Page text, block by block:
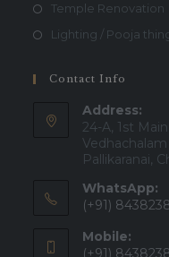
Temple Renovation
Lighting / Pooja
Contact Info
Address:
24-A, 1st
Pallikaranai,
WhatsApp:
(+91)
Mobile:
(+91)